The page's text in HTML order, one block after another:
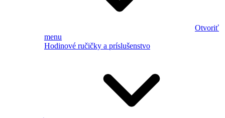
Otvoriť
menu
Hodinové ručičky a príslušenstvo